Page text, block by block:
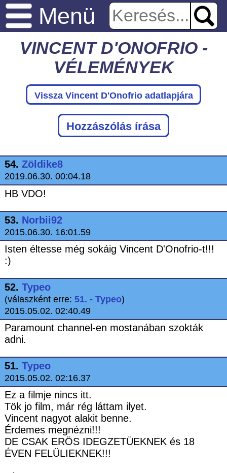
Menü
VINCENT D'ONOFRIO -
VÉLEMÉNYEK
Vissza Vincent D'Onofrio adatlapjára
Hozzászólás írása
54. Zöldike8
2019.06.30. 00:04.18
HB VDO!
53. Norbii92
2015.06.30. 16:01.59
Isten éltesse még sokáig Vincent D'Onofrio-t!!!
:)
52. Typeo
(válaszként erre: 51. - Typeo)
2015.05.02. 02:40.49
Paramount channel-en mostanában szokták
adni.
51. Typeo
2015.05.02. 02:16.37
Ez a filmje nincs itt.
Tök jo film, már rég láttam ilyet.
Vincent nagyot alakit benne.
Érdemes megnézni!!!
DE CSAK ERÖS IDEGZETÜEKNEK és 18
ÉVEN FELÜLIEKNEK!!!